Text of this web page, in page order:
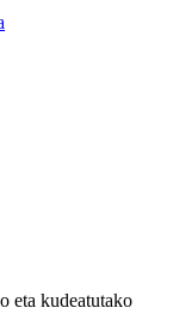
eta kudeatutako